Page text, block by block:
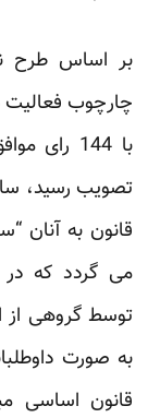
بر اساس طرح
تصویب رسید،
قانون به آنان
می گردد که در
توسط گروهی
به صورت
قانون اساسی